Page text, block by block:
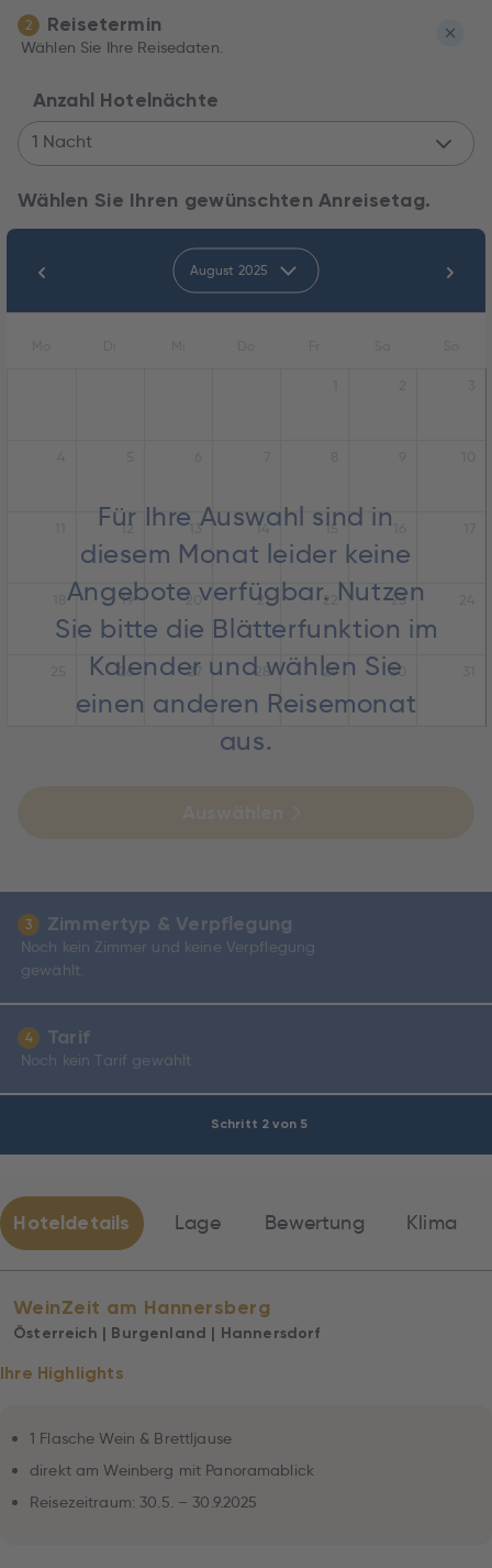
Schritt 2 von 5
2 Reisetermin
Wählen Sie Ihre Reisedaten.
Anzahl Hotelnächte
1 Nacht
Wählen Sie Ihren gewünschten Anreisetag.
August 2025
Für Ihre Auswahl sind in
diesem Monat leider keine
Angebote verfügbar. Nutzen
Sie bitte die Blätterfunktion im
Kalender und wählen Sie
einen anderen Reisemonat
aus.
12 13 14 15
19 20 21 22 23
26 27 28 29 30
3 Zimmertyp & Verpflegung
Noch kein Zimmer und keine Verpflegung
gewählt.
4 Tarif
Noch kein Tarif gewählt
Hoteldetails Lage Bewertung Klima
WeinZeit am Hannersberg
Österreich | Burgenland | Hannersdorf
Ihre Highlights
1 Flasche Wein & Brettljause
direkt am Weinberg mit Panoramablick
Reisezeitraum: 30.5. – 30.9.2025